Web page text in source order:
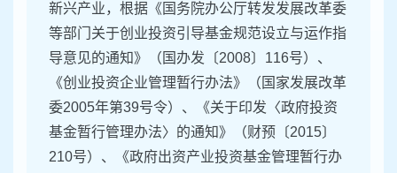
新兴产业，根据《国务院办公厅转发发展改革委
等部门关于创业投资引导基金规范设立与运作指
导意见的通知》（国办发〔2008〕116号）、
《创业投资企业管理暂行办法》（国家发展改革
委2005年第39号令）、《关于印发〈政府投资
基金暂行管理办法〉的通知》（财预〔2015〕
210号）、《政府出资产业投资基金管理暂行办